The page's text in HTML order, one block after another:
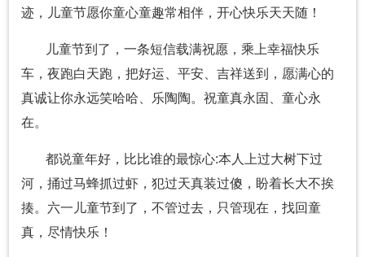
迹，儿童节愿你童心童趣常相伴，开心快乐天天随！
儿童节到了，一条短信载满祝愿，乘上幸福快乐
车，夜跑白天跑，把好运、平安、吉祥送到，愿满心的
真诚让你永远笑哈哈、乐陶陶。祝童真永固、童心永
在。
都说童年好，比比谁的最惊心:本人上过大树下过
河，捅过马蜂抓过虾，犯过天真装过傻，盼着长大不挨
揍。六一儿童节到了，不管过去，只管现在，找回童
真，尽情快乐！